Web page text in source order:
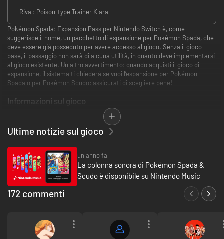
- Rival: Poison-type Trainer Klara
Pokémon Spada: Expansion Pass per Nintendo Switch è, come
suggerisce il nome, un pacchetto di espansione per Pokémon Spada, che
deve essere già posseduto per avere accesso al gioco. Senza il gioco
base, il passaggio non sarà di alcuna utilità, in quanto deve implementarsi
al gioco esistente. Un altro avvertimento: quando acquisti il gioco di
espansione, il sistema ti chiederà se vuoi l’espansione per Pokémon
Spada o per Pokémon Scudo: assicurati di scegliere bene!
Informazioni sul gioco
Con ogni acquisto del pass di espansione, riceverai un bonus con i vestiti
gratuiti di alcuni dei tuoi miglior Pokémon. Fondamentalmente, acquista il
pass, ricevi il codice e riscattalo all’interno del gioco per ricevere il tuo
stile e ai tuoi gusti preferiti.
Questa espansione del gioco introduce l’Isola di Armor, dove studierai con
Mustard, l’ex campione di Galar, per imparare a domare, controllare e
mandare in battaglia il nuovo Pokémon leggendario Kubfu. Oltre
all’introduzione di Kubfu, questa espansione porta il numero totale di
giochi per vedere le nuove terre in entrambi.
Ultime notizie sul gioco
un anno fa
La colonna sonora di Pokémon Spada &
Scudo è disponibile su Nintendo Music
172 commenti